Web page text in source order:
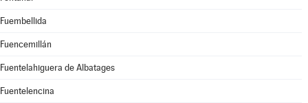
Fuembellida
Fuencemillán
Fuentelahiguera de Albatages
Fuentelencina